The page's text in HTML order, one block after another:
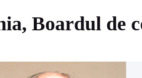
Boardul de